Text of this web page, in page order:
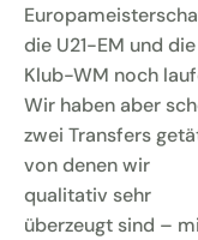
die U21-EM und die
Klub-WM noch
Wir haben aber
zwei Transfers
von denen wir
qualitativ sehr
überzeugt sind –